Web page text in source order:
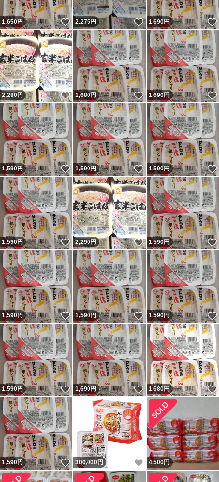
1,650円 いいね！
2,275円 いいね！
1,690円
2,280円 いいね！
1,680円 いいね！
1,690円
1,590円 いいね！
1,590円 いいね！
1,590円
1,590円 いいね！
2,290円 いいね！
1,590円
1,590円 いいね！
1,590円 いいね！
1,590円
1,590円 いいね！
1,690円 いいね！
1,680円
1,590円 いいね！
300,000円 いいね！
4,500円